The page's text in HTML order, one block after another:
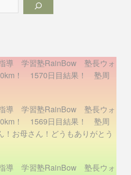
導 学習塾RainBow 塾長ウォ
！ 1570日目結果！ 塾周
導 学習塾RainBow 塾長ウォ
！ 1569日目結果！ 塾周
お母さん！どうもありがとう
導 学習塾RainBow 塾長ウォ